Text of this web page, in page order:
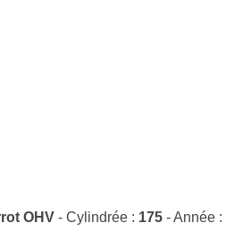
OHV - Cylindrée : 175 - Année :